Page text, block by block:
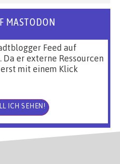
MASTODON
Feed auf
er externe Ressourcen
mit einem Klick
ICH SEHEN!